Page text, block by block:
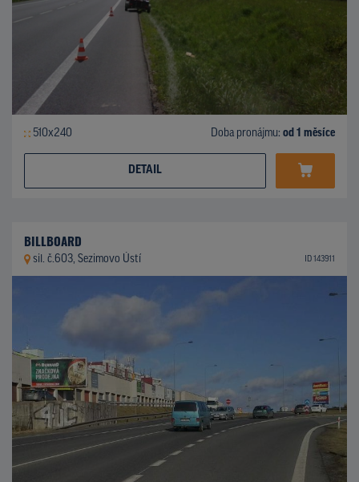
510x240 Doba pronájmu: od 1 měsíce
DETAIL
BILLBOARD
sil. č.603, Sezimovo Ústí ID 143911